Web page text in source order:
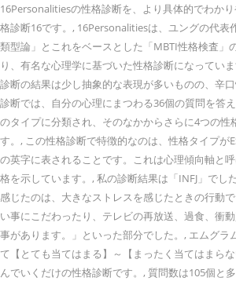
16Personalitiesの性格診断を、より具体的でわか
格診断16です。, 16Personalitiesは、ユングの代表
類型論」とこれをベースとした「MBTI性格検査」
り、有名な心理学に基づいた性格診断になってい
診断の結果は少し抽象的な表現が多いものの、辛
診断では、自分の心理にまつわる36個の質問を答
のタイプに分類され、そのなかからさらに4つの性
す。, この性格診断で特徴的なのは、性格タイプが
の英字に表されることです。これは心理傾向軸と
格を示しています。, 私の診断結果は「INFJ」でし
感じたのは、大きなストレスを感じたときの行動
い事にこだわったり、テレビの再放送、過食、衝
事があります。」といった部分でした。, エムグラ
て【とても当てはまる】～【まったく当てはまら
んでいくだけの性格診断です。, 質問数は105個と